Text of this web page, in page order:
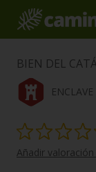
BIEN DEL
Añadir